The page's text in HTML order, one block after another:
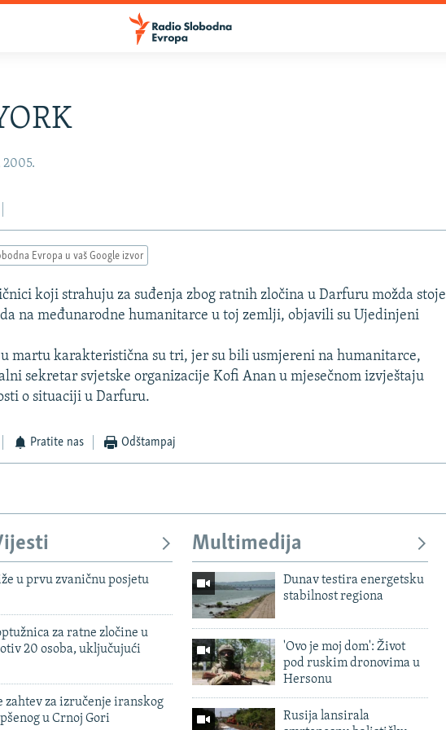
Evropa u vaš Google izvor
koji strahuju za suđenja zbog ratnih zločina u Darfuru možda stoje
na međunarodne humanitarce u toj zemlji, objavili su Ujedinjeni
u martu karakteristična su tri, jer su bili usmjereni na humanitarce,
sekretar svjetske organizacije Kofi Anan u mjesečnom izvještaju
o situaciji u Darfuru.
Pratite nas Odštampaj
u prvu zvaničnu posjetu
za ratne zločine u
20 osoba, uključujući
zahtev za izručenje iranskog
u Crnoj Gori
Multimedija
Dunav testira energetsku
stabilnost regiona
'Ovo je moj dom': Život
pod ruskim dronovima u
Hersonu
Rusija lansirala